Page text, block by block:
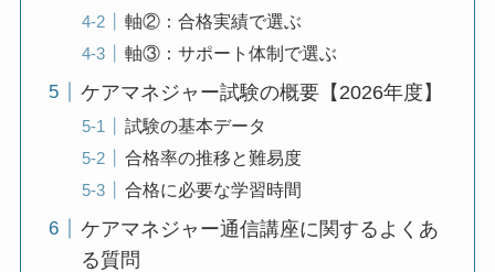
軸②：合格実績で選ぶ
軸③：サポート体制で選ぶ
ケアマネジャー試験の概要【2026年度】
試験の基本データ
合格率の推移と難易度
合格に必要な学習時間
ケアマネジャー通信講座に関するよくあ
る質問